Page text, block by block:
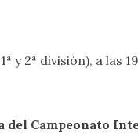
2ª división), a las
Campeonato